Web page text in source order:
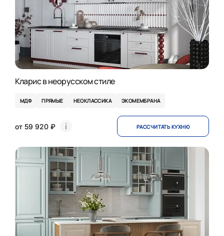
Кларис в неорусском стиле
МДФ ПРЯМЫЕ НЕОКЛАССИКА ЭКОМЕМБРАНА
от 59 920 ₽ РАССЧИТАТЬ КУХНЮ
НОВИНКА